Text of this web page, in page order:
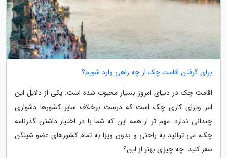
برای گرفتن اقامت چک از چه راهی وارد شویم؟
اقامت چک در دنیای امروز بسیار محبوب شده است. یکی از دلایل این
امر ویزای کاری چک است که درست برخلاف سایر کشورها دشواری
چندانی ندارد. مهم تر از همه این که شما با در اختیار داشتن گذرنامه
چک، می توانید به راحتی و بدون ویزا به تمام کشورهای عضو شینگن
سفر کنید. چه چیزی بهتر از این؟